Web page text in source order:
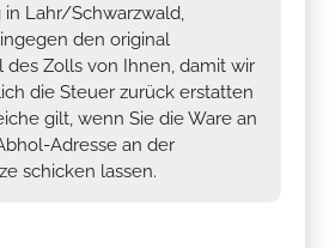
Lahr/Schwarzwald,
den original
Zolls von Ihnen, damit wir
die Steuer zurück erstatten
gilt, wenn Sie die Ware an
Adresse an der
schicken lassen.